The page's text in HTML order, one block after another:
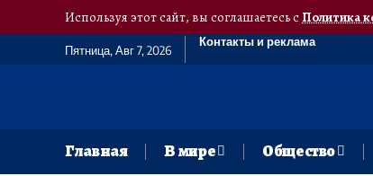
Используя этот сайт, вы соглашаетесь сПолитика
Пятница, Авг 7, 2026
Контакты и реклама
Главная В мире Общество